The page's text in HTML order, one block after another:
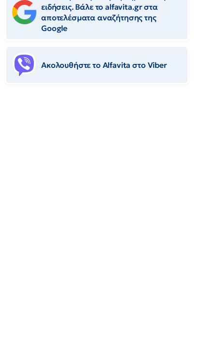
ειδήσεις. Βάλε το alfavita.gr στα
αποτελέσματα αναζήτησης της
Google
Ακολουθήστε το Αlfavita στο Viber